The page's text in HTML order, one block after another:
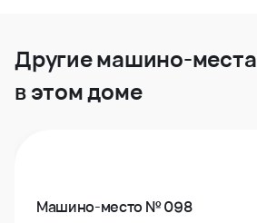
Другие машино-места
в этом доме
Машино-место № 098